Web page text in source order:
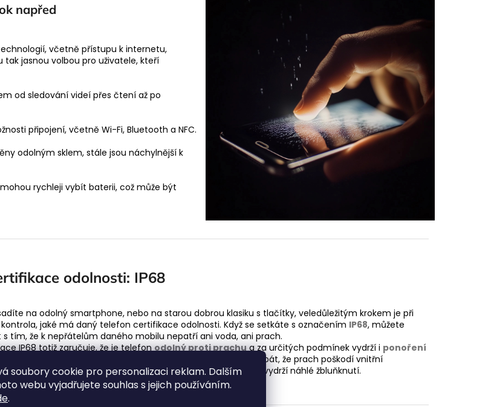
soubory cookie pro personalizaci reklam. Dalším
webu vyjadřujete souhlas s jejich používáním.
.
napřed
včetně přístupu k internetu,
tak jasnou volbou pro uživatele, kteří
od sledování videí přes čtení až po
připojení, včetně Wi-Fi, Bluetooth a NFC.
odolným sklem, stále jsou náchylnější k
rychleji vybít baterii, což může být
odolnosti: IP68
na odolný smartphone, nebo na starou dobrou klasiku s tlačítky, veledůležitým krokem je při
jaké má daný telefon certifikace odolnosti. Když se setkáte s označením IP68, můžete
tím, že k nepřátelům daného mobilu nepatří ani voda, ani prach.
IP68 totiž zaručuje, že je telefonodolný proti prachua za určitých podmínek vydrží i ponoření
. I když tak třeba pracujete jako stavební dělník, nemusíte se bát, že prach poškodí vnitřní
vašeho telefonu. Rybáři či vodáci zase ocení, že telefon vydrží náhlé žbluňknutí.